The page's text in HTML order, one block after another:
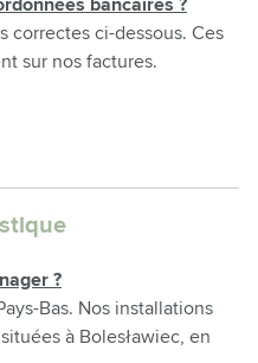
bancaires ?
correctes ci-dessous. Ces
sur nos factures.
?
Bas. Nos installations
à Bolesławiec, en